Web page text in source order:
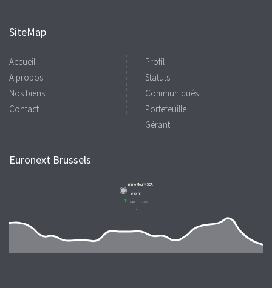
SiteMap
Accueil
A propos
Nos biens
Contact
Profil
Statuts
Communiqués
Portefeuille
Gérant
Euronext Brussels
Immo Moury SCA
€32.00
0.40
/
1.27%